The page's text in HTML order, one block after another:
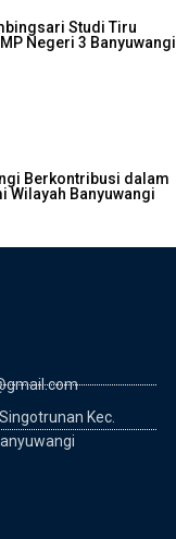
Studi Tiru
Negeri 3 Banyuwangi
Berkontribusi dalam
Wilayah Banyuwangi
Kec.